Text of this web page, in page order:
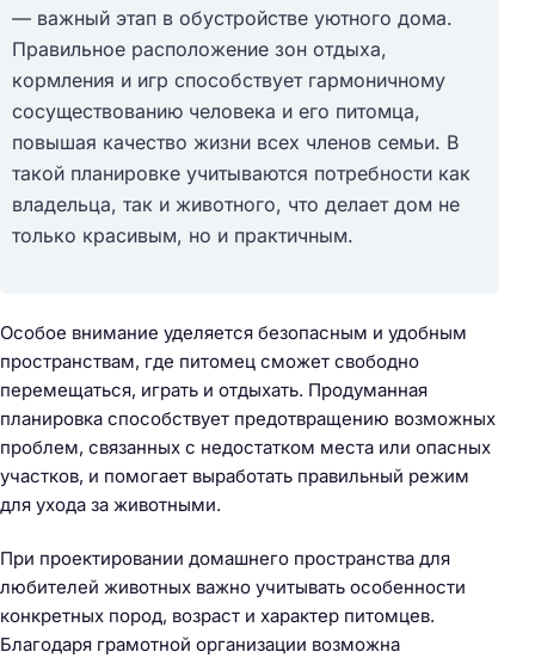
— важный этап в обустройстве уютного дома.
Правильное расположение зон отдыха,
кормления и игр способствует гармоничному
сосуществованию человека и его питомца,
повышая качество жизни всех членов семьи. В
такой планировке учитываются потребности как
владельца, так и животного, что делает дом не
только красивым, но и практичным.
Особое внимание уделяется безопасным и удобным
пространствам, где питомец сможет свободно
перемещаться, играть и отдыхать. Продуманная
планировка способствует предотвращению возможных
проблем, связанных с недостатком места или опасных
участков, и помогает выработать правильный режим
для ухода за животными.
При проектировании домашнего пространства для
любителей животных важно учитывать особенности
конкретных пород, возраст и характер питомцев.
Благодаря грамотной организации возможна